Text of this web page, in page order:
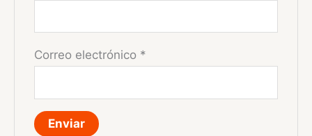
Correo electrónico *